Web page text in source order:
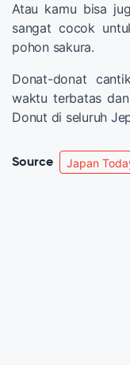
Atau kamu bisa
sangat cocok
pohon sakura.
Donat-donat
waktu terbatas
Donut di seluruh
Source Japan